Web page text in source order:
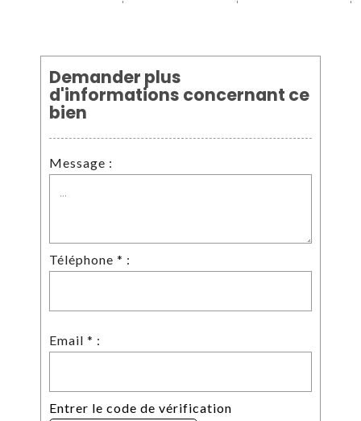
Demander plus
d'informations concernant ce
bien
Message :
Téléphone * :
Email * :
Entrer le code de vérification